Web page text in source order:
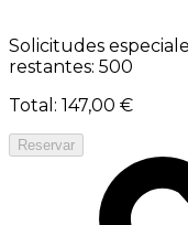
Solicitudes
restantes: 500
Total : 147,00 €
Reservar